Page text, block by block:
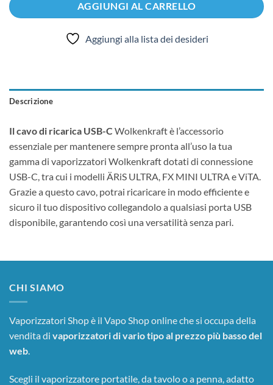
AGGIUNGI AL CARRELLO
Aggiungi alla lista dei desideri
Descrizione
Il cavo di ricarica USB-C Wolkenkraft è l’accessorio
essenziale per mantenere sempre pronta all’uso la tua
gamma di vaporizzatori Wolkenkraft dotati di connessione
USB-C, tra cui i modelli ÄRiS ULTRA, FX MINI ULTRA e ViTA.
Grazie a questo cavo, potrai ricaricare in modo efficiente e
sicuro il tuo dispositivo collegandolo a qualsiasi porta USB
disponibile, garantendo così una versatilità senza pari.
CHI SIAMO
Vaporizzatori Shop è il Vapo Shop online che si occupa della
vendita di vaporizzatori di vario tipo al prezzo più basso del
web.
Scegli il vaporizzatore portatile, da tavolo o a penna, adatto